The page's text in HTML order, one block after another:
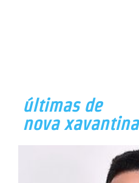
últimas de
nova xavantina